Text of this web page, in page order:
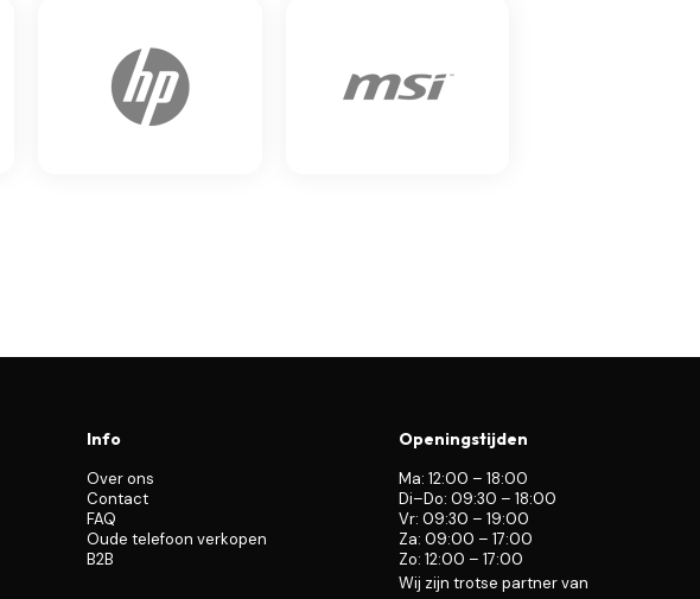
Info
Over ons
Contact
FAQ
Oude telefoon verkopen
B2B
Openingstijden
Ma: 12:00 – 18:00
Di–Do: 09:30 – 18:00
Vr: 09:30 – 19:00
Za: 09:00 – 17:00
Zo: 12:00 – 17:00
Wij zijn trotse partner van